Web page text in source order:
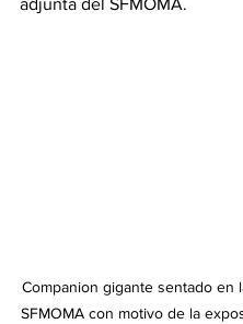
adjunta del SFMOMA.
Companion gigante sentado en
SFMOMA con motivo de la